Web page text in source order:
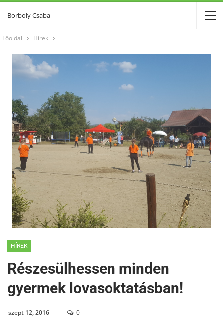
Borboly Csaba
Főoldal Hírek
HÍREK
Részesülhessen minden
gyermek lovasoktatásban!
szept 12, 2016 0